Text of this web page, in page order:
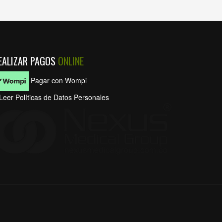
PAGOS ONLINE
Pagar con Wompi
Políticas de Datos Personales